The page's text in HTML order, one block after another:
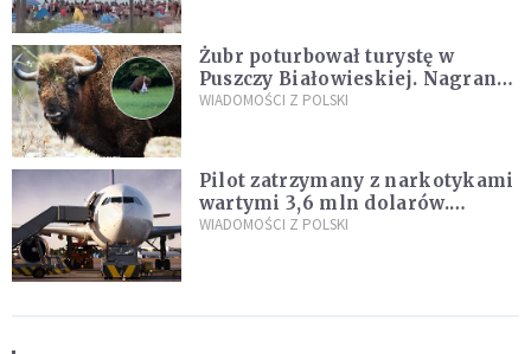
Żubr poturbował turystę w
Puszczy Białowieskiej. Nagranie
daje do myślenia
WIADOMOŚCI Z POLSKI
Pilot zatrzymany z narkotykami
wartymi 3,6 mln dolarów.
Śledczy podejrzewają, że latał
WIADOMOŚCI Z POLSKI